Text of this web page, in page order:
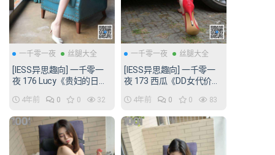
一千零一夜 丝腿大全
[IESS异思趣向] 一千零一
夜 176 Lucy《贵妇的日常
4年前 0 0 32
一千零一夜 丝腿大全
[IESS异思趣向] 一千零一
夜 173 西瓜《DD女代价
4年前 0 0 83